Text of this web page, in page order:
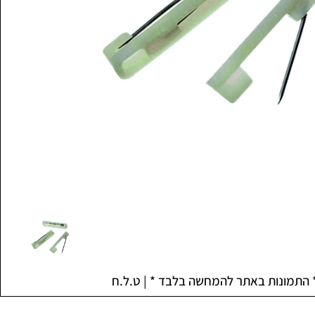
התמונות באתר להמחשה בלבד * | ט.ל.ח